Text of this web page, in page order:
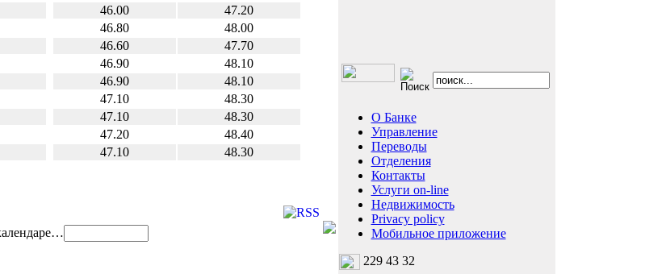
О Банке
Управление
Переводы
Отделения
Контакты
Услуги on-line
Недвижимость
Privacy policy
Мобильное приложение
229 43 32
46.00
47.20
46.80
48.00
46.60
47.70
46.90
48.10
46.90
48.10
47.10
48.30
47.10
48.30
47.20
48.40
47.10 48.30
…